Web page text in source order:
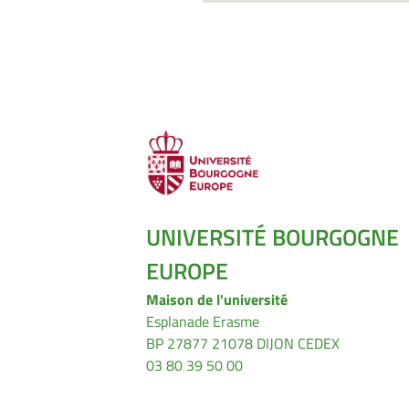
UNIVERSITÉ BOURGOGNE
EUROPE
Maison de l'université
Esplanade Erasme
BP 27877 21078 DIJON CEDEX
03 80 39 50 00